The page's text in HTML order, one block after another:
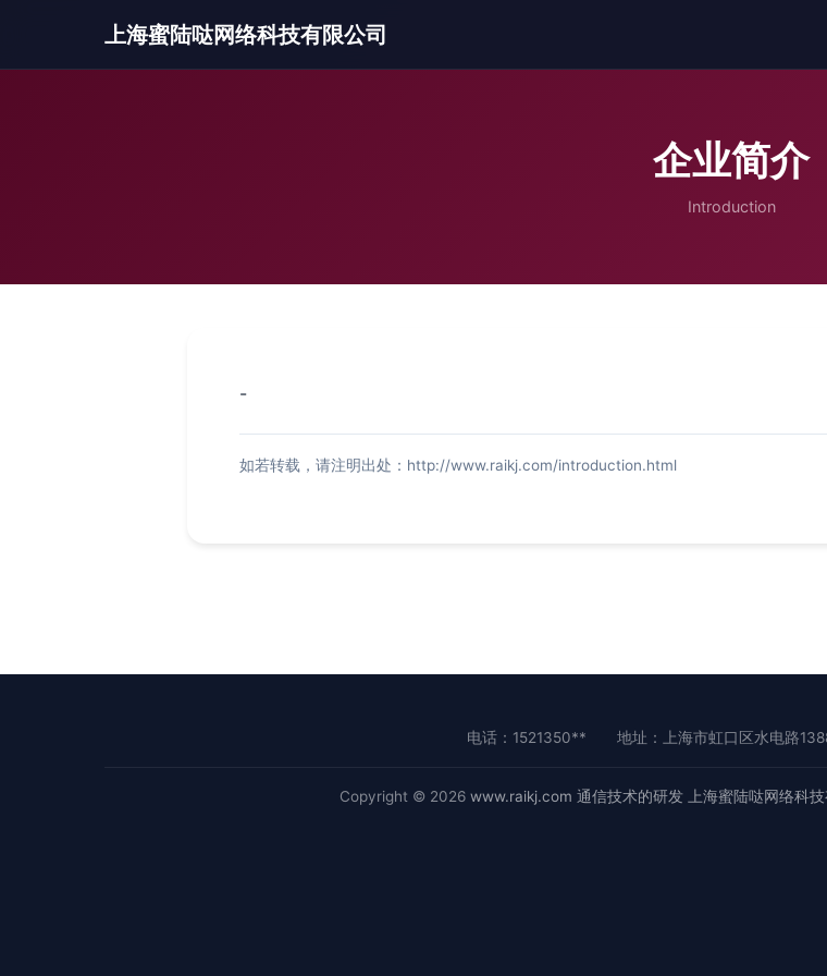
上海蜜陆哒网络科技有限公司
企业简介
Introduction
-
如若转载，请注明出处：http://www.raikj.com/introduction.html
电话：1521350** 地址：上海市虹口区水电路
Copyright © 2026 www.raikj.com 通信技术的研发 上海蜜陆哒网络科